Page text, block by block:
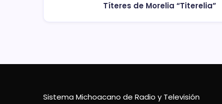
Títeres de Morelia “Titerelia”
Sistema Michoacano de Radio y Televisión